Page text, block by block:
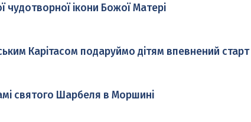
ікони Божої Матері
Карітасом подаруймо дітям впевнений
святого Шарбеля в Моршині